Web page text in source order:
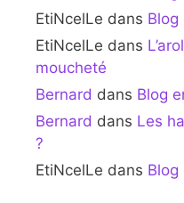
EtiNcelLe dans Blog
EtiNcelLe dans
moucheté
Bernard dans Blog
Bernard dans Les
?
EtiNcelLe dans Blog